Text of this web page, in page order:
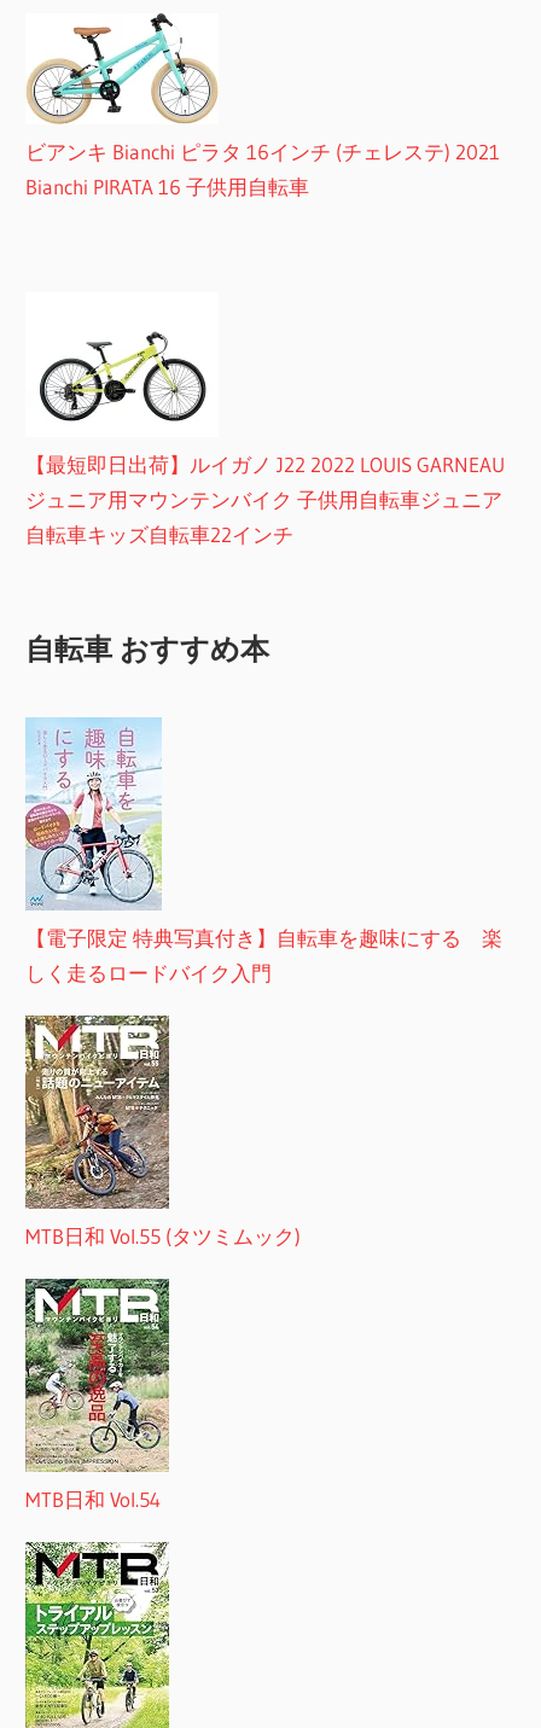
ビアンキ Bianchi ピラタ 16インチ (チェレステ) 2021
Bianchi PIRATA 16 子供用自転車
【最短即日出荷】ルイガノ J22 2022 LOUIS GARNEAU
ジュニア用マウンテンバイク 子供用自転車ジュニア
自転車キッズ自転車22インチ
自転車 おすすめ本
【電子限定 特典写真付き】自転車を趣味にする 楽
しく走るロードバイク入門
MTB日和 Vol.55 (タツミムック)
MTB日和 Vol.54